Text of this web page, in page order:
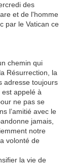
des
et de l'homme
par le Vatican ce
chemin qui
Résurrection, la
adresse toujours
appelé à
ne pas se
l’amitié avec le
jamais,
notre
volonté de
la vie de